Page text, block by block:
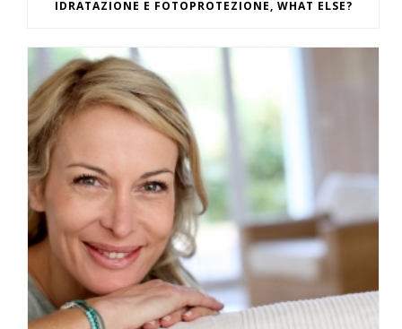
IDRATAZIONE E FOTOPROTEZIONE, WHAT ELSE?